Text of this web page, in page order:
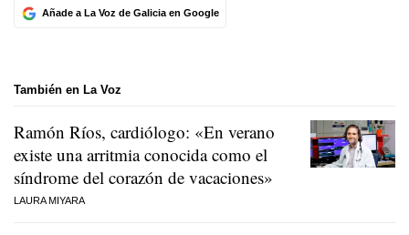
Añade a La Voz de Galicia en Google
También en La Voz
Ramón Ríos, cardiólogo: «En verano
existe una arritmia conocida como el
síndrome del corazón de vacaciones»
LAURA MIYARA